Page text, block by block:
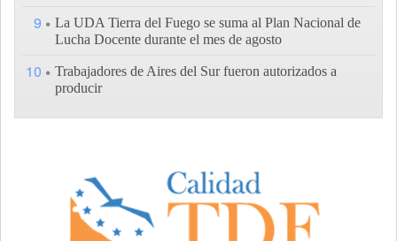
9
La UDA Tierra del Fuego se suma al Plan Nacional de
Lucha Docente durante el mes de agosto
10
Trabajadores de Aires del Sur fueron autorizados a
producir